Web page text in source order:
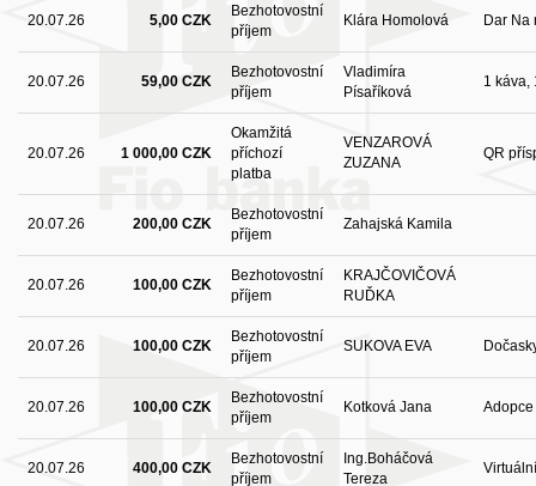
20.07.26 5,00 CZK
Bezhotovostní
příjem
Klára Homolová Dar Na
20.07.26 59,00 CZK
Bezhotovostní
příjem
Vladimíra
Písaříková
1 káva,
20.07.26 1 000,00 CZK
Okamžitá
příchozí
platba
VENZAROVÁ
ZUZANA
QR
20.07.26 200,00 CZK
Bezhotovostní
příjem
Zahajská Kamila
20.07.26 100,00 CZK
Bezhotovostní
příjem
KRAJČOVIČOVÁ
RUĎKA
20.07.26 100,00 CZK
Bezhotovostní
příjem
SUKOVA EVA
20.07.26 100,00 CZK
Bezhotovostní
příjem
Kotková Jana
20.07.26 400,00 CZK
Bezhotovostní
příjem
Ing.Boháčová
Tereza